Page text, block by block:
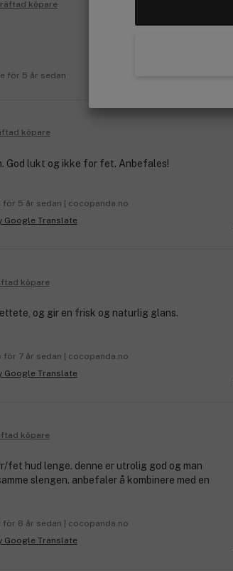
köpare
för 5 år sedan
köpare
God lukt og ikke for fet. Anbefales!
för 5 år sedan | cocopanda.no
köpare
og gir en frisk og naturlig glans.
för 7 år sedan | cocopanda.no
köpare
fet hud lenge. denne er utrolig god og man
slengen. anbefaler å kombinere med en
för 8 år sedan | cocopanda.no